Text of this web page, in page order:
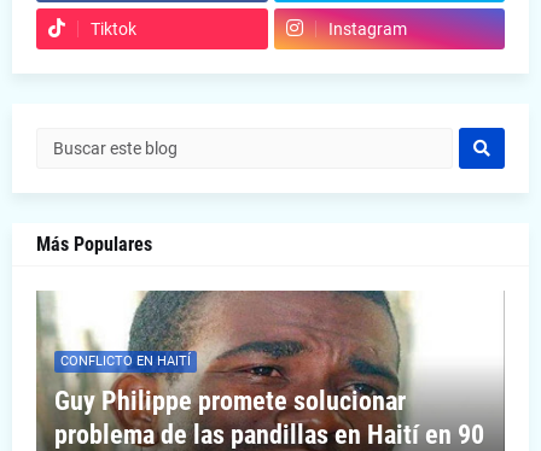
Tiktok Instagram
Más Populares
CONFLICTO EN HAITÍ
Guy Philippe promete solucionar
problema de las pandillas en Haití en 90